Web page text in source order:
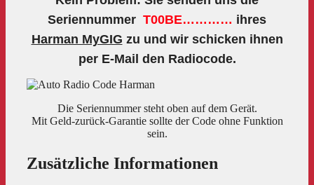
Seriennummer T00BE………… ihres
Harman MyGIG zu und wir schicken ihnen
per E-Mail den Radiocode.
Die Seriennummer steht oben auf dem Gerät.
Mit Geld-zurück-Garantie sollte der Code ohne Funktion
sein.
Zusätzliche Informationen